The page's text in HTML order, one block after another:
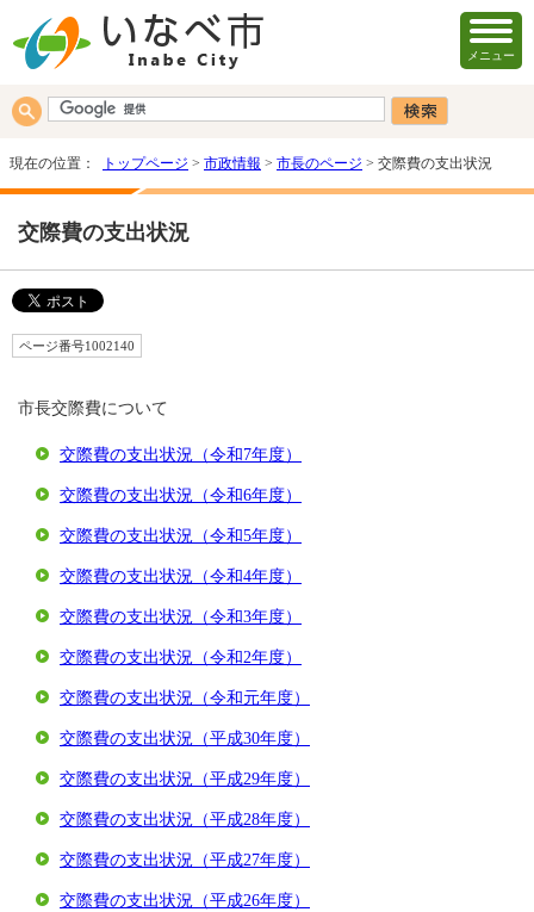
メニュー
現在の位置： トップページ > 市政情報 > 市長のページ > 交際費の支出状況
交際費の支出状況
ページ番号1002140
市長交際費について
交際費の支出状況（令和7年度）
交際費の支出状況（令和6年度）
交際費の支出状況（令和5年度）
交際費の支出状況（令和4年度）
交際費の支出状況（令和3年度）
交際費の支出状況（令和2年度）
交際費の支出状況（令和元年度）
交際費の支出状況（平成30年度）
交際費の支出状況（平成29年度）
交際費の支出状況（平成28年度）
交際費の支出状況（平成27年度）
交際費の支出状況（平成26年度）